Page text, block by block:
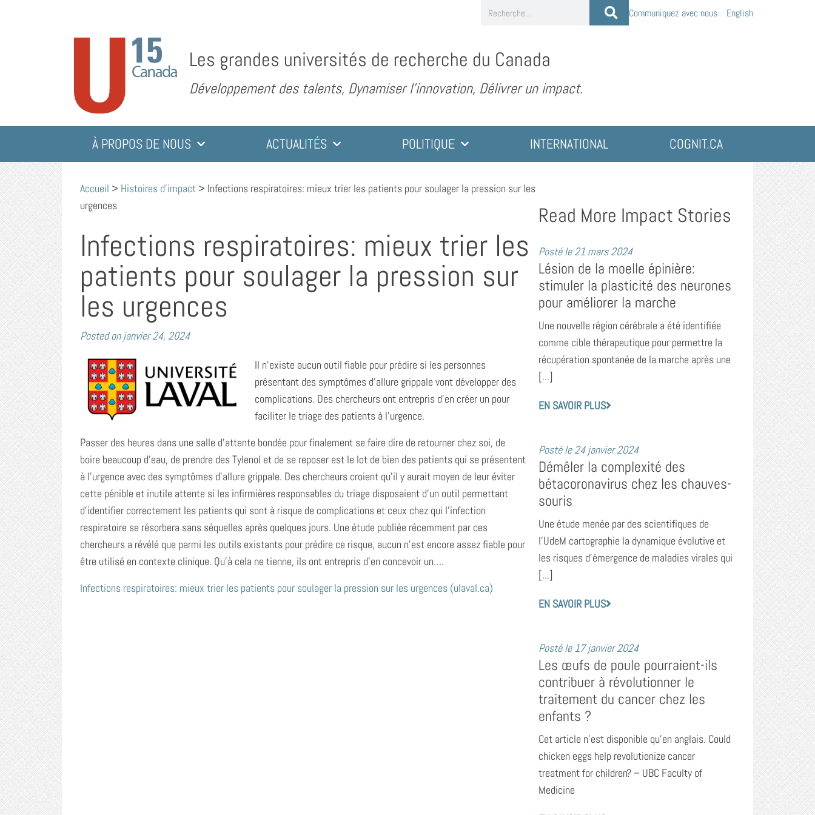
Communiquez avec nous English
Les grandes universités de recherche du Canada
Développement des talents, Dynamiser l’innovation, Délivrer un impact.
À PROPOS DE NOUS ACTUALITÉS POLITIQUE INTERNATIONAL COGNIT.CA
Accueil > Histoires d'impact > Infections respiratoires: mieux trier les patients pour soulager la pression sur les
urgences
Infections respiratoires: mieux trier les
patients pour soulager la pression sur
les urgences
Posted on janvier 24, 2024
Il n’existe aucun outil fiable pour prédire si les personnes
présentant des symptômes d’allure grippale vont développer des
complications. Des chercheurs ont entrepris d’en créer un pour
faciliter le triage des patients à l’urgence.
Passer des heures dans une salle d’attente bondée pour finalement se faire dire de retourner chez soi, de
boire beaucoup d’eau, de prendre des Tylenol et de se reposer est le lot de bien des patients qui se présentent
à l’urgence avec des symptômes d’allure grippale. Des chercheurs croient qu’il y aurait moyen de leur éviter
cette pénible et inutile attente si les infirmières responsables du triage disposaient d’un outil permettant
d’identifier correctement les patients qui sont à risque de complications et ceux chez qui l’infection
respiratoire se résorbera sans séquelles après quelques jours. Une étude publiée récemment par ces
chercheurs a révélé que parmi les outils existants pour prédire ce risque, aucun n’est encore assez fiable pour
être utilisé en contexte clinique. Qu’à cela ne tienne, ils ont entrepris d’en concevoir un….
Infections respiratoires: mieux trier les patients pour soulager la pression sur les urgences (ulaval.ca)
Read More Impact Stories
Posté le21 mars 2024
Lésion de la moelle épinière:
stimuler la plasticité des neurones
pour améliorer la marche
Une nouvelle région cérébrale a été identifiée
comme cible thérapeutique pour permettre la
récupération spontanée de la marche après une
[...]
EN SAVOIR PLUS
Posté le24 janvier 2024
Démêler la complexité des
bétacoronavirus chez les chauves-
souris
Une étude menée par des scientifiques de
l’UdeM cartographie la dynamique évolutive et
les risques d’émergence de maladies virales qui
[...]
EN SAVOIR PLUS
Posté le 17 janvier 2024
Les œufs de poule pourraient-ils
contribuer à révolutionner le
traitement du cancer chez les
enfants ?
Cet article n’est disponible qu’en anglais. Could
chicken eggs help revolutionize cancer
treatment for children? – UBC Faculty of
Medicine